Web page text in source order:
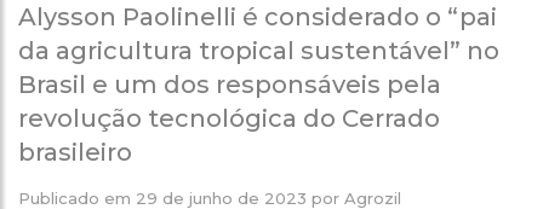
Alysson Paolinelli é considerado o “pai
da agricultura tropical sustentável” no
Brasil e um dos responsáveis pela
revolução tecnológica do Cerrado
brasileiro
Publicado em 29 de junho de 2023 por Agrozil